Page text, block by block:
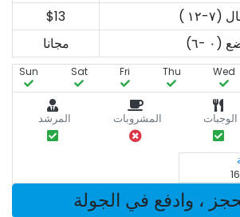
١٢ )
$13
(٠ -٦)
مجانا
Wed
Thu
Fri
Sat
Sun
الوجبات المشروبات المرشد
، وادفع في الجولة